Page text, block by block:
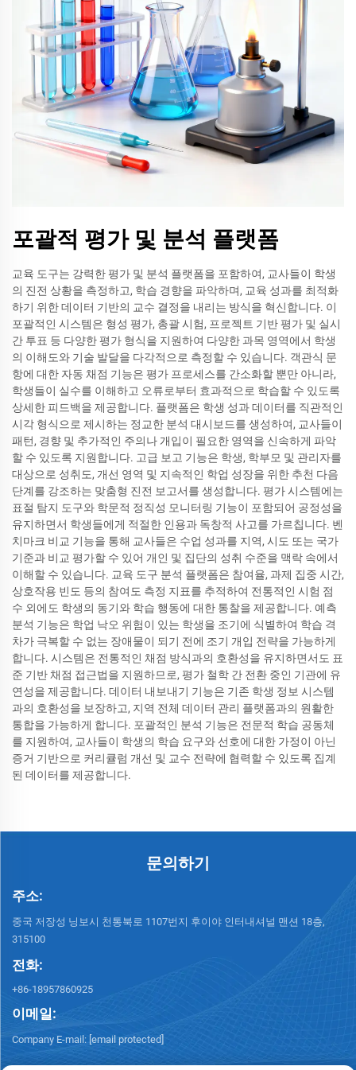
포괄적 평가 및 분석 플랫폼
교육 도구는 강력한 평가 및 분석 플랫폼을 포함하여, 교사들이 학생
의 진전 상황을 측정하고, 학습 경향을 파악하며, 교육 성과를 최적화
하기 위한 데이터 기반의 교수 결정을 내리는 방식을 혁신합니다. 이
포괄적인 시스템은 형성 평가, 총괄 시험, 프로젝트 기반 평가 및 실시
간 투표 등 다양한 평가 형식을 지원하여 다양한 과목 영역에서 학생
의 이해도와 기술 발달을 다각적으로 측정할 수 있습니다. 객관식 문
항에 대한 자동 채점 기능은 평가 프로세스를 간소화할 뿐만 아니라,
학생들이 실수를 이해하고 오류로부터 효과적으로 학습할 수 있도록
상세한 피드백을 제공합니다. 플랫폼은 학생 성과 데이터를 직관적인
시각 형식으로 제시하는 정교한 분석 대시보드를 생성하여, 교사들이
패턴, 경향 및 추가적인 주의나 개입이 필요한 영역을 신속하게 파악
할 수 있도록 지원합니다. 고급 보고 기능은 학생, 학부모 및 관리자를
대상으로 성취도, 개선 영역 및 지속적인 학업 성장을 위한 추천 다음
단계를 강조하는 맞춤형 진전 보고서를 생성합니다. 평가 시스템에는
표절 탐지 도구와 학문적 정직성 모니터링 기능이 포함되어 공정성을
유지하면서 학생들에게 적절한 인용과 독창적 사고를 가르칩니다. 벤
치마크 비교 기능을 통해 교사들은 수업 성과를 지역, 시도 또는 국가
기준과 비교 평가할 수 있어 개인 및 집단의 성취 수준을 맥락 속에서
이해할 수 있습니다. 교육 도구 분석 플랫폼은 참여율, 과제 집중 시간,
상호작용 빈도 등의 참여도 측정 지표를 추적하여 전통적인 시험 점
수 외에도 학생의 동기와 학습 행동에 대한 통찰을 제공합니다. 예측
분석 기능은 학업 낙오 위험이 있는 학생을 조기에 식별하여 학습 격
차가 극복할 수 없는 장애물이 되기 전에 조기 개입 전략을 가능하게
합니다. 시스템은 전통적인 채점 방식과의 호환성을 유지하면서도 표
준 기반 채점 접근법을 지원하므로, 평가 철학 간 전환 중인 기관에 유
연성을 제공합니다. 데이터 내보내기 기능은 기존 학생 정보 시스템
과의 호환성을 보장하고, 지역 전체 데이터 관리 플랫폼과의 원활한
통합을 가능하게 합니다. 포괄적인 분석 기능은 전문적 학습 공동체
를 지원하여, 교사들이 학생의 학습 요구와 선호에 대한 가정이 아닌
증거 기반으로 커리큘럼 개선 및 교수 전략에 협력할 수 있도록 집계
된 데이터를 제공합니다.
문의하기
주소:
중국 저장성 닝보시 천통북로 1107번지 후이야 인터내셔널 맨션 18층,
315100
전화:
+86-18957860925
이메일:
Company E-mail: [email protected]